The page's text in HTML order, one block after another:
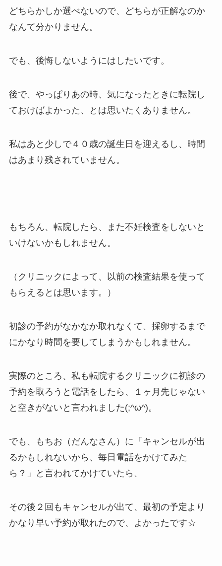
どちらかしか選べないので、どちらが正解なのか
なんて分かりません。
でも、後悔しないようにはしたいです。
後で、やっぱりあの時、気になったときに転院し
ておけばよかった、とは思いたくありません。
私はあと少しで４０歳の誕生日を迎えるし、時間
はあまり残されていません。
もちろん、転院したら、また不妊検査をしないと
いけないかもしれません。
（クリニックによって、以前の検査結果を使って
もらえるとは思います。）
初診の予約がなかなか取れなくて、採卵するまで
にかなり時間を要してしまうかもしれません。
実際のところ、私も転院するクリニックに初診の
予約を取ろうと電話をしたら、１ヶ月先じゃない
と空きがないと言われました(;^ω^)。
でも、もちお（だんなさん）に「キャンセルが出
るかもしれないから、毎日電話をかけてみた
ら？」と言われてかけていたら、
その後２回もキャンセルが出て、最初の予定より
かなり早い予約が取れたので、よかったです☆